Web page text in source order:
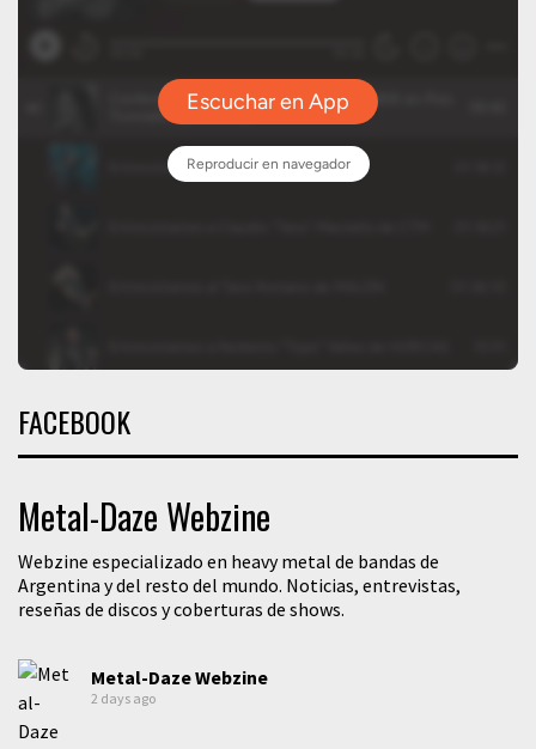
FACEBOOK
Metal-Daze Webzine
Webzine especializado en heavy metal de bandas de
Argentina y del resto del mundo. Noticias, entrevistas,
reseñas de discos y coberturas de shows.
Metal-Daze Webzine
2 days ago